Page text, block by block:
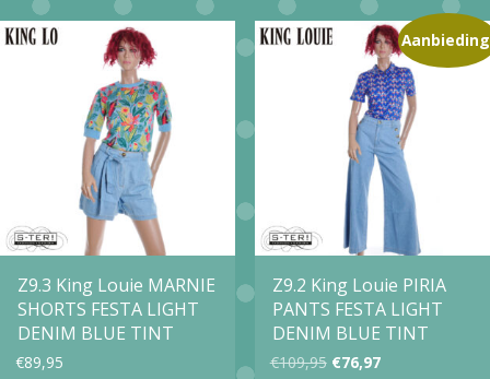
meerdere
variaties.
Deze
optie
kan
gekozen
worden
op
de
productpagina
meerdere
variaties.
Deze
optie
kan
gekozen
worden
op
de
Z9.3 King Louie MARNIE
SHORTS FESTA LIGHT
DENIM BLUE TINT
€89,95
Z9.2 King Louie PIRIA
PANTS FESTA LIGHT
DENIM BLUE TINT
€109,95 Oorspronkelijke
€76,97Huidige